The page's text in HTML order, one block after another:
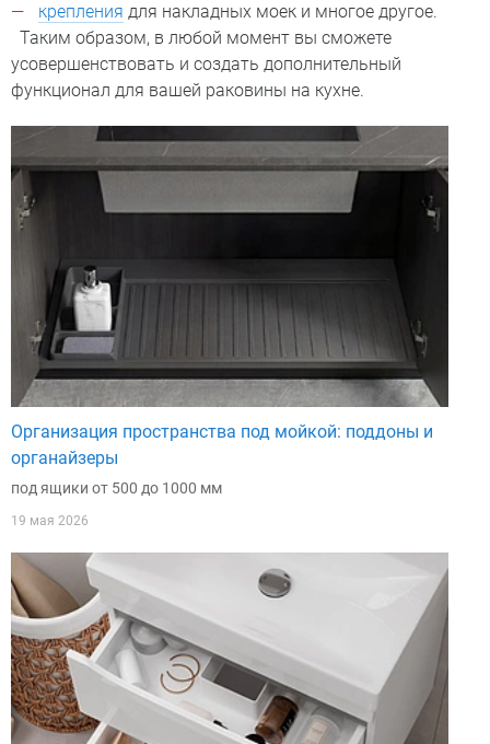
крепления для накладных моек и многое другое.
Таким образом, в любой момент вы сможете
усовершенствовать и создать дополнительный
функционал для вашей раковины на кухне.
Организация пространства под мойкой: поддоны и
органайзеры
под ящики от 500 до 1000 мм
19 мая 2026